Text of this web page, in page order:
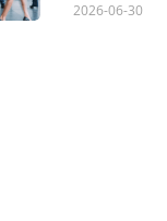
2026-06-30